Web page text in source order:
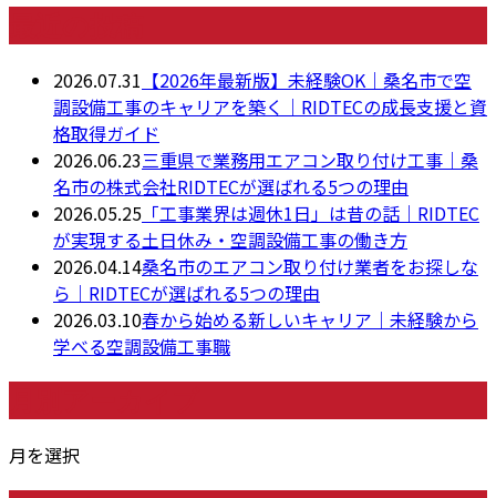
2026.07.31 【2026年最新版】未経験OK｜桑名市で空
調設備工事のキャリアを築く｜RIDTECの成長支援と資
格取得ガイド
2026.06.23三重県で業務用エアコン取り付け工事｜桑
名市の株式会社RIDTECが選ばれる5つの理由
2026.05.25 「工事業界は週休1日」は昔の話｜RIDTEC
が実現する土日休み・空調設備工事の働き方
2026.04.14桑名市のエアコン取り付け業者をお探しな
ら｜RIDTECが選ばれる5つの理由
2026.03.10春から始める新しいキャリア｜未経験から
学べる空調設備工事職
月を選択